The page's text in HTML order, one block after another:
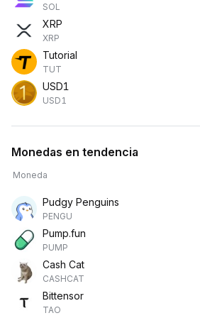
SOL
XRP
XRP
Tutorial
TUT
USD1
USD1
Monedas en tendencia
Moneda
Pudgy Penguins
PENGU
Pump.fun
PUMP
Cash Cat
CASHCAT
Bittensor
TAO